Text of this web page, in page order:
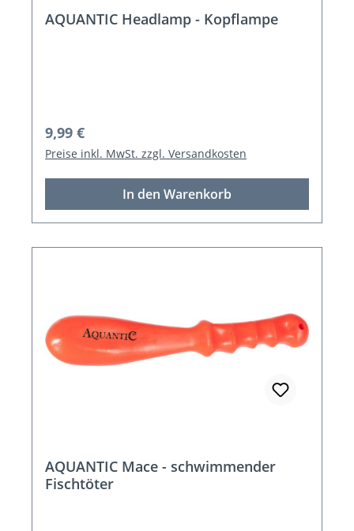
AQUANTIC Headlamp - Kopflampe
Regulärer Preis:
9,99 €
Preise inkl. MwSt. zzgl. Versandkosten
In den Warenkorb
AQUANTIC Mace - schwimmender
Fischtöter